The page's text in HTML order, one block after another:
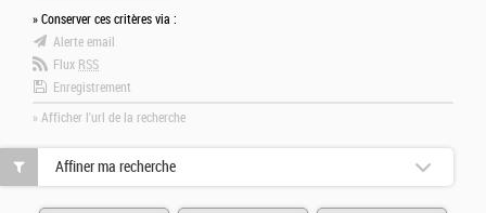
» Conserver ces critères via :
Alerte email
Flux RSS
Enregistrement
» Afficher l'url de la recherche
Affiner ma recherche